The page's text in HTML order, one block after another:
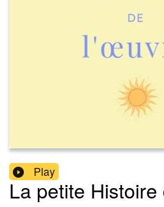
Play
La petite